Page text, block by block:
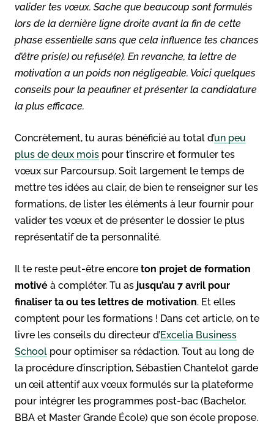
valider tes vœux. Sache que beaucoup sont formulés
lors de la dernière ligne droite avant la fin de cette
phase essentielle sans que cela influence tes chances
d’être pris(e) ou refusé(e). En revanche, ta lettre de
motivation a un poids non négligeable. Voici quelques
conseils pour la peaufiner et présenter la candidature
la plus efficace.
Concrètement, tu auras bénéficié au total d’un peu
plus de deux mois pour t’inscrire et formuler tes
vœux sur Parcoursup. Soit largement le temps de
mettre tes idées au clair, de bien te renseigner sur les
formations, de lister les éléments à leur fournir pour
valider tes vœux et de présenter le dossier le plus
représentatif de ta personnalité.
Il te reste peut-être encore ton projet de formation
motivé à compléter. Tu as jusqu’au 7 avril pour
finaliser ta ou tes lettres de motivation. Et elles
comptent pour les formations ! Dans cet article, on te
livre les conseils du directeur d’Excelia Business
School pour optimiser sa rédaction. Tout au long de
la procédure d’inscription, Sébastien Chantelot garde
un œil attentif aux vœux formulés sur la plateforme
pour intégrer les programmes post-bac (Bachelor,
BBA et Master Grande École) que son école propose.